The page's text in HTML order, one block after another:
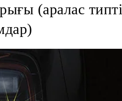
(аралас типті